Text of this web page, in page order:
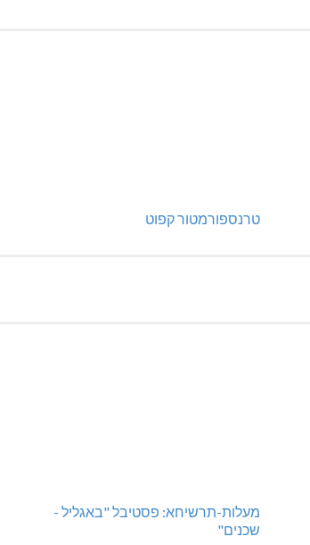
טרנספורמטור קפוט
מעלות-תרשיחא: פסטיבל "באגליל -
שכנים"